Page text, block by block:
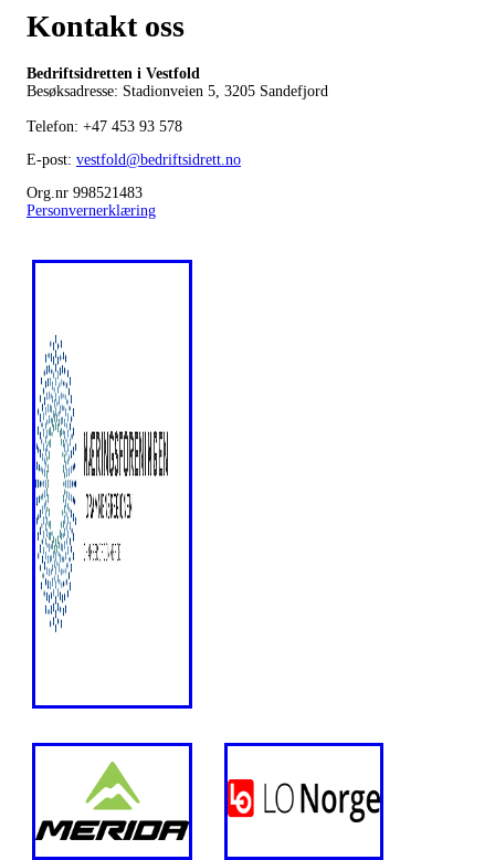
Kontakt oss
Bedriftsidretten i Vestfold
Besøksadresse: Stadionveien 5, 3205 Sandefjord
Telefon: +47 453 93 578
E-post: vestfold@bedriftsidrett.no
Org.nr 998521483
Personvernerklæring